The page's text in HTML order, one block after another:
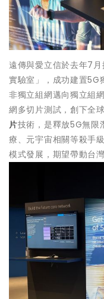
遠傳與愛立信於去年7
實驗室」，成功建置5G
非獨立組網邁向獨立組
網多切片測試，創下全
片技術，是釋放5G無限
療、元宇宙相關等殺手
模式發展，期望帶動台